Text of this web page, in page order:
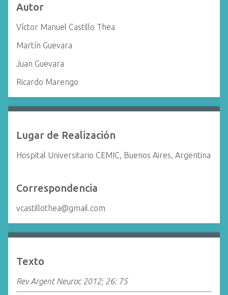
Autor
Víctor Manuel Castillo Thea
Martín Guevara
Juan Guevara
Ricardo Marengo
Lugar de Realización
Hospital Universitario CEMIC, Buenos Aires, Argentina
Correspondencia
vcastillothea@gmail.com
Texto
Rev Argent Neuroc 2012; 26: 75